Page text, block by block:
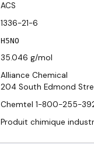
ACS
1336-21-6
H5NO
35.046 g/mol
Alliance Chemical
204 South Edmond
Chemtel 1-800-255-
Produit chimique